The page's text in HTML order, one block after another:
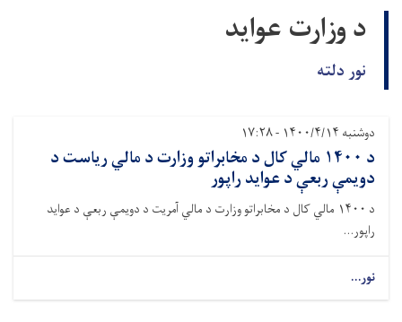
د وزارت عواید
نور دلته
دوشنبه ۱۴۰۰/۴/۱۴ - ۱۷:۲۸
د ۱۴۰۰ مالي کال د مخابراتو وزارت د مالي ریاست د
دویمې ربعې د عواید راپور
د ۱۴۰۰ مالي کال د مخابراتو وزارت د مالي آمریت د دویمې ربعې د عواید
راپور...
نور...